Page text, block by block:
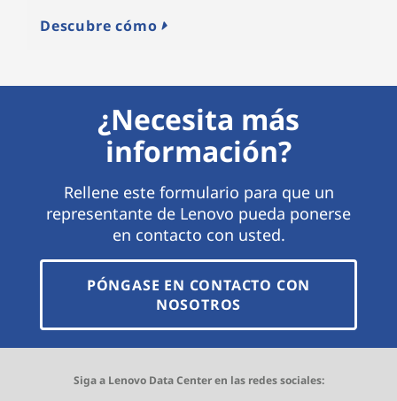
Descubre cómo
¿Necesita más
información?
Rellene este formulario para que un
representante de Lenovo pueda ponerse
en contacto con usted.
PÓNGASE EN CONTACTO CON
NOSOTROS
Siga a Lenovo Data Center en las redes sociales: